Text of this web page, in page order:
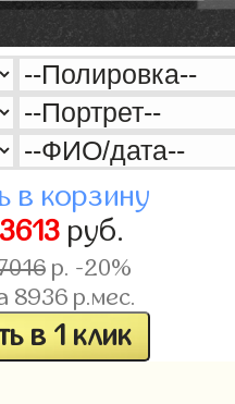
в корзину
руб.
р. -20%
8936 р.мес.
в 1 клик